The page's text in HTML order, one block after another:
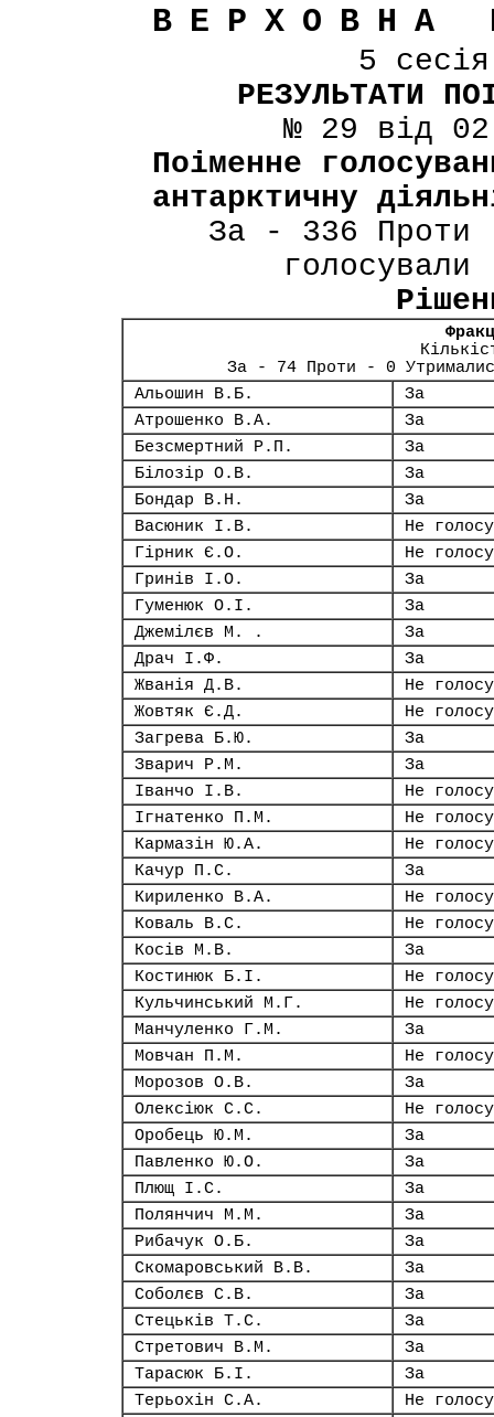
ВЕРХОВНА
5
РЕЗУЛЬТАТИ
№ 29 від
Поіменне
антарктичну
За - 336 Проти
За - 74 Проти - 0
Альошин В.Б.
За
Атрошенко В.А.
За
Безсмертний Р.П.
За
Білозір О.В.
За
Бондар В.Н.
За
Васюник І.В.
Не
Гірник Є.О.
Не
Гринів І.О.
За
Гуменюк О.І.
За
Джемілєв М. .
За
Драч І.Ф.
За
Жванія Д.В.
Не
Жовтяк Є.Д.
Не
Загрева Б.Ю.
За
Зварич Р.М.
За
Іванчо І.В.
Не
Ігнатенко П.М.
Не
Кармазін Ю.А.
Не
Качур П.С.
За
Кириленко В.А.
Не
Коваль В.С.
Не
Косів М.В.
За
Костинюк Б.І.
Не
Кульчинський М.Г.
Не
Манчуленко Г.М.
За
Мовчан П.М.
Не
Морозов О.В.
За
Олексіюк С.С.
Не
Оробець Ю.М.
За
Павленко Ю.О.
За
Плющ І.С.
За
Полянчич М.М.
За
Рибачук О.Б.
За
Скомаровський В.В.
За
Соболєв С.В.
За
Стецьків Т.С.
За
Стретович В.М.
За
Тарасюк Б.І.
За
Терьохін С.А.
Не